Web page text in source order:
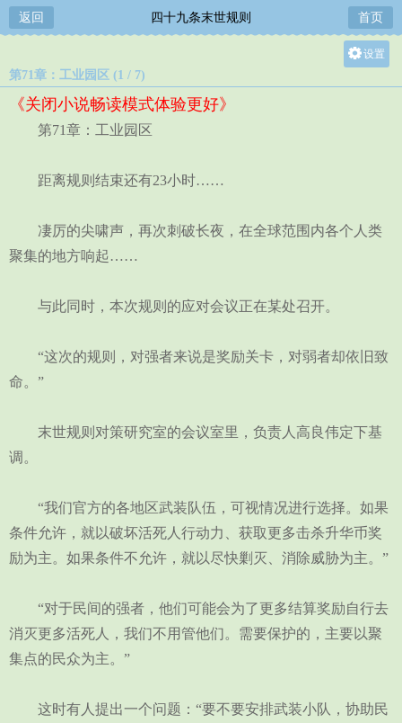
返回 四十九条末世规则 首页
设置
第71章：工业园区 (1 / 7)
《关闭小说畅读模式体验更好》
第71章：工业园区
距离规则结束还有23小时……
凄厉的尖啸声，再次刺破长夜，在全球范围内各个人类
聚集的地方响起……
与此同时，本次规则的应对会议正在某处召开。
“这次的规则，对强者来说是奖励关卡，对弱者却依旧致
命。”
末世规则对策研究室的会议室里，负责人高良伟定下基
调。
“我们官方的各地区武装队伍，可视情况进行选择。如果
条件允许，就以破坏活死人行动力、获取更多击杀升华币奖
励为主。如果条件不允许，就以尽快剿灭、消除威胁为主。”
“对于民间的强者，他们可能会为了更多结算奖励自行去
消灭更多活死人，我们不用管他们。需要保护的，主要以聚
集点的民众为主。”
这时有人提出一个问题：“要不要安排武装小队，协助民